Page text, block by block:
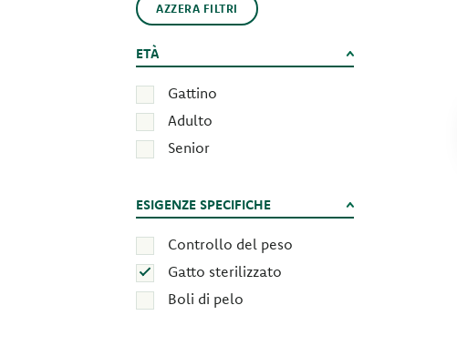
AZZERA FILTRI
ETÀ
Gattino
Adulto
Senior
ESIGENZE SPECIFICHE
Controllo del peso
Gatto sterilizzato
Boli di pelo